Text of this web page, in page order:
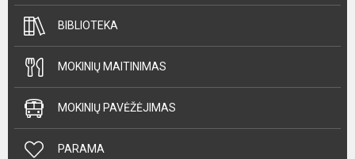
BIBLIOTEKA
MOKINIŲ MAITINIMAS
MOKINIŲ PAVĖŽĖJIMAS
PARAMA